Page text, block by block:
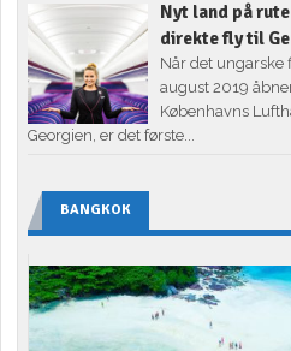
Nyt land på
direkte fly til
Når det ungarske
august 2019
Københavns
Georgien, er det første...
BANGKOK